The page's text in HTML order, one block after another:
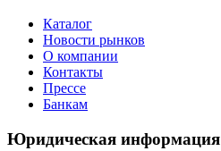
Каталог
Новости рынков
О компании
Контакты
Прессе
Банкам
Юридическая информация